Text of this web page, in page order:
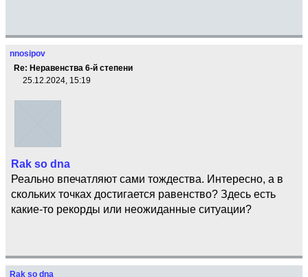
nnosipov
Re: Неравенства 6-й степени
25.12.2024, 15:19
Rak so dna
Реально впечатляют сами тождества. Интересно, а в
скольких точках достигается равенство? Здесь есть
какие-то рекорды или неожиданные ситуации?
Rak so dna